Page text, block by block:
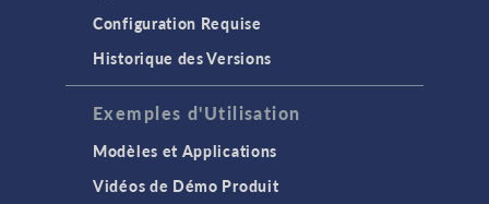
Configuration Requise
Historique des Versions
Exemples d'Utilisation
Modèles et Applications
Vidéos de Démo Produit